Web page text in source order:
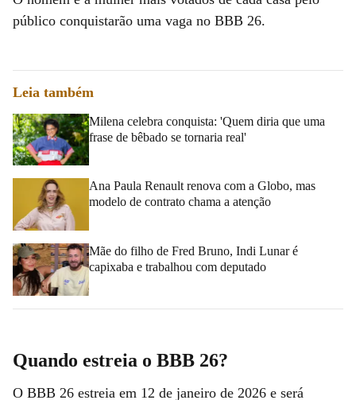
público conquistarão uma vaga no BBB 26.
Leia também
Milena celebra conquista: 'Quem diria que uma
frase de bêbado se tornaria real'
Ana Paula Renault renova com a Globo, mas
modelo de contrato chama a atenção
Mãe do filho de Fred Bruno, Indi Lunar é
capixaba e trabalhou com deputado
Quando estreia o BBB 26?
O BBB 26 estreia em 12 de janeiro de 2026 e será